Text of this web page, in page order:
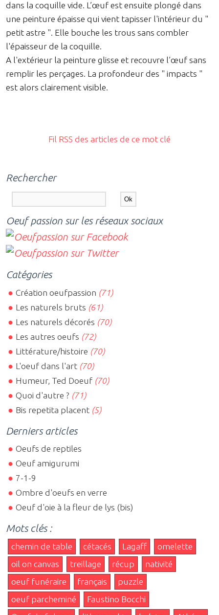
dans la coquille vide. L’œuf est ensuite plongé dans
une peinture épaisse qui vient tapisser l'intérieur du "
petit astre ". Elle bouche les trous sans combler
l'épaisseur de la coquille.
A l'extérieur la peinture glisse et recouvre l’œuf sans
remplir les perçages. La profondeur des " impacts "
est alors clairement visible.
Fil RSS des articles de ce mot clé
Rechercher
Oeuf passion sur les réseaux sociaux
Catégories
Création oeufpassion (71)
Les naturels bruts (61)
Les naturels décorés (70)
Les autres oeufs (72)
Littérature/histoire (70)
L'oeuf dans l'art (70)
Humeur, Ted Doeuf (70)
Quoi d'autre ? (71)
Bis repetita placent (5)
Derniers articles
Oeufs de reptiles
Oeuf amigurumi
7-1-9
Ombre d'oeufs en verre
Oeuf d'oie à la fleur de lys (bis)
Mots clés :
chemin de table cétacés Lagaff
omelette
oil on canvas
treillage récup
nativité
oeuf funéraire
français
puzzle
oeuf parcheminé
Faustino Bocchi